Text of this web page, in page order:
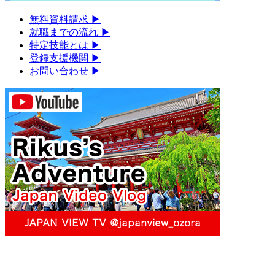
無料資料請求 ▶︎
就職までの流れ ▶︎
特定技能とは ▶︎
登録支援機関 ▶︎
お問い合わせ ▶︎